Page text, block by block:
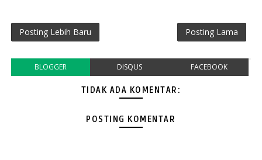
Posting Lebih Baru Posting Lama
BLOGGER DISQUS FACEBOOK
TIDAK ADA KOMENTAR:
POSTING KOMENTAR